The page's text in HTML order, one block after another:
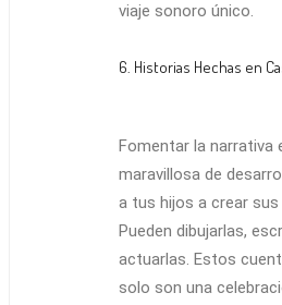
viaje sonoro único.
6. Historias Hechas en
Fomentar la narrativa
maravillosa de
a tus hijos a crear
Pueden dibujarlas,
actuarlas. Estos
solo son una